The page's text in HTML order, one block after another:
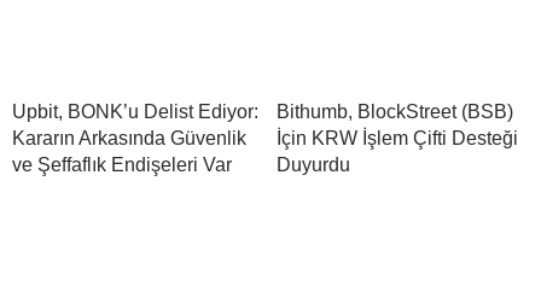
Upbit, BONK’u Delist Ediyor:
Kararın Arkasında Güvenlik
ve Şeffaflık Endişeleri Var
Bithumb, BlockStreet (BSB)
İçin KRW İşlem Çifti Desteği
Duyurdu